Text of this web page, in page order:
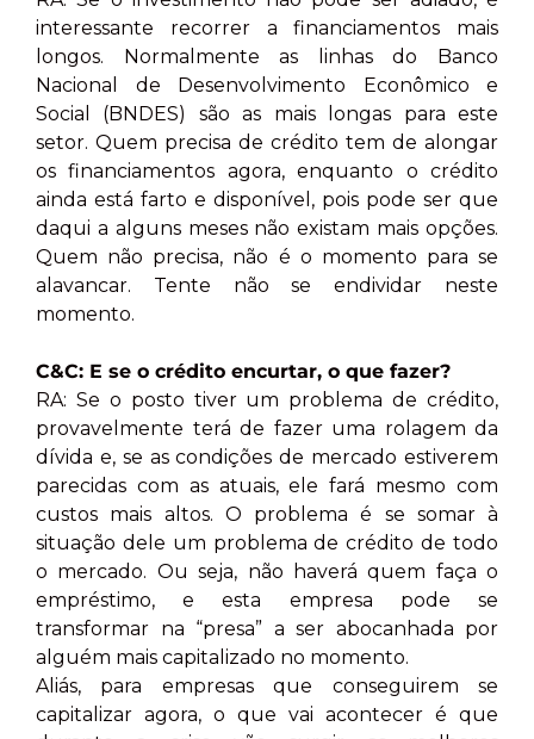
interessante recorrer a financiamentos mais
longos. Normalmente as linhas do Banco
Nacional de Desenvolvimento Econômico e
Social (BNDES) são as mais longas para este
setor. Quem precisa de crédito tem de alongar
os financiamentos agora, enquanto o crédito
ainda está farto e disponível, pois pode ser que
daqui a alguns meses não existam mais opções.
Quem não precisa, não é o momento para se
alavancar. Tente não se endividar neste
momento.
C&C: E se o crédito encurtar, o que fazer?
RA: Se o posto tiver um problema de crédito,
provavelmente terá de fazer uma rolagem da
dívida e, se as condições de mercado estiverem
parecidas com as atuais, ele fará mesmo com
custos mais altos. O problema é se somar à
situação dele um problema de crédito de todo
o mercado. Ou seja, não haverá quem faça o
empréstimo, e esta empresa pode se
transformar na “presa” a ser abocanhada por
alguém mais capitalizado no momento.
Aliás, para empresas que conseguirem se
capitalizar agora, o que vai acontecer é que